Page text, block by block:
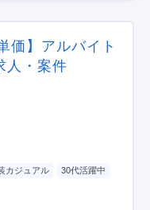
価】アルバイト
人・案件
カジュアル 30代活躍中